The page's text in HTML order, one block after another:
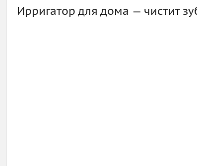
Ирригатор для дома — чистит